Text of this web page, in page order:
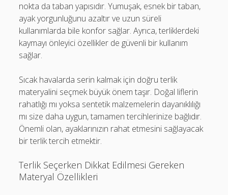
nokta da taban yapısıdır. Yumuşak, esnek bir taban,
ayak yorgunluğunu azaltır ve uzun süreli
kullanımlarda bile konfor sağlar. Ayrıca, terliklerdeki
kaymayı önleyici özellikler de güvenli bir kullanım
sağlar.
Sıcak havalarda serin kalmak için doğru terlik
materyalini seçmek büyük önem taşır. Doğal liflerin
rahatlığı mı yoksa sentetik malzemelerin dayanıklılığı
mı size daha uygun, tamamen tercihlerinize bağlıdır.
Önemli olan, ayaklarınızın rahat etmesini sağlayacak
bir terlik tercih etmektir.
Terlik Seçerken Dikkat Edilmesi Gereken
Materyal Özellikleri